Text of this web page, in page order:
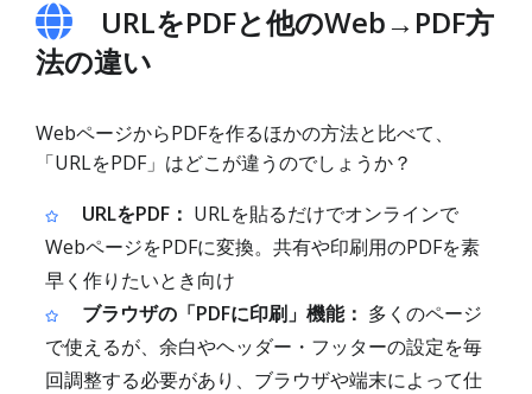
URLをPDFと他のWeb→PDF方
法の違い
WebページからPDFを作るほかの方法と比べて、
「URLをPDF」はどこが違うのでしょうか？
URLをPDF： URLを貼るだけでオンラインで
WebページをPDFに変換。共有や印刷用のPDFを素
早く作りたいとき向け
ブラウザの「PDFに印刷」機能： 多くのページ
で使えるが、余白やヘッダー・フッターの設定を毎
回調整する必要があり、ブラウザや端末によって仕